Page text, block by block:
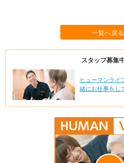
一覧へ戻る
スタッフ募集
ヒューマンライ
緒にお仕事をし